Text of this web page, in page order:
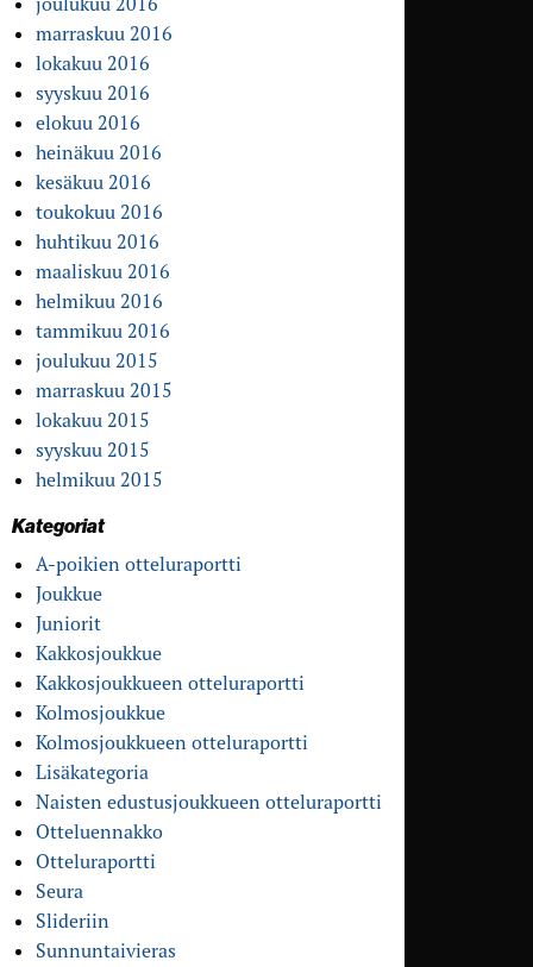
marraskuu 2016
lokakuu 2016
syyskuu 2016
elokuu 2016
heinäkuu 2016
kesäkuu 2016
toukokuu 2016
huhtikuu 2016
maaliskuu 2016
helmikuu 2016
tammikuu 2016
joulukuu 2015
marraskuu 2015
lokakuu 2015
syyskuu 2015
helmikuu 2015
Kategoriat
A-poikien otteluraportti
Joukkue
Juniorit
Kakkosjoukkue
Kakkosjoukkueen otteluraportti
Kolmosjoukkue
Kolmosjoukkueen otteluraportti
Lisäkategoria
Naisten edustusjoukkueen otteluraportti
Otteluennakko
Otteluraportti
Seura
Slideriin
Sunnuntaivieras